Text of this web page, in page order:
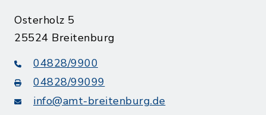
Osterholz 5
25524 Breitenburg
04828/9900
04828/99099
info@amt-breitenburg.de